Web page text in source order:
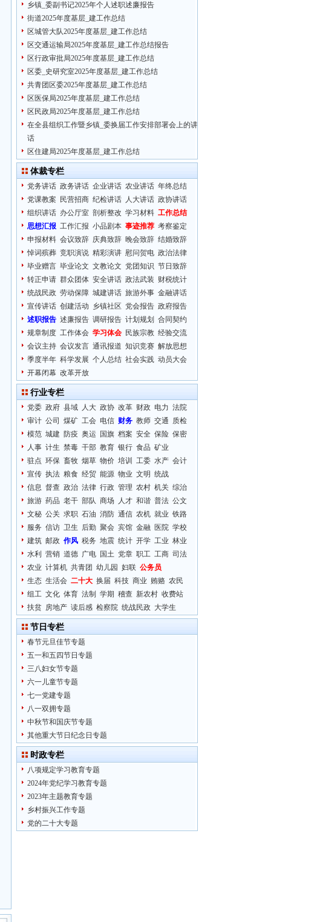
乡镇_委副书记2025年个人述职述廉报告
街道2025年度基层_建工作总结
区城管大队2025年度基层_建工作总结
区交通运输局2025年度基层_建工作总结报告
区行政审批局2025年度基层_建工作总结
区委_史研究室2025年度基层_建工作总结
共青团区委2025年度基层_建工作总结
区医保局2025年度基层_建工作总结
区民政局2025年度基层_建工作总结
在全县组织工作暨乡镇_委换届工作安排部署会上的讲
话
区住建局2025年度基层_建工作总结
体裁专栏
党务讲话 政务讲话 企业讲话 农业讲话 年终总结
党课教案
民营招商 纪检讲话 人大讲话 政协讲话
组织讲话 办公厅室 剖析整改 学习材料 工作总结
思想汇报 工作汇报 小品剧本 事迹推荐 考察鉴定
申报材料 会议致辞 庆典致辞 晚会致辞 结婚致辞
悼词殡葬 竞职演说 精彩演讲 慰问贺电 政治法律
毕业赠言 毕业论文 文教论文 党团知识 节日致辞
转正申请 群众团体 安全讲话 政法武装 财税统计
统战民政 劳动保障 城建讲话 旅游外事 金融讲话
宣传讲话 创建活动 乡镇社区 党会报告 政府报告
述职报告 述廉报告 调研报告 计划规划
合同契约
规章制度 工作体会 学习体会 民族宗教 经验交流
会议主持 会议发言 通讯报道 知识竞赛 解放思想
季度半年 科学发展 个人总结 社会实践 动员大会
开幕闭幕 改革开放
行业专栏
党委 政府 县域 人大 政协 改革 财政 电力 法院
审计 公司 煤矿 工会 电信 财务 教师 交通 质检
模范 城建 防疫 奥运 国旗 档案 安全 保险 保密
人事 计生 禁毒 干部 教育 银行 食品 矿业
驻点 环保 畜牧 烟草 物价 培训 工委 水产 会计
宣传 执法 粮食 经贸 能源 物业 文明 统战
信息 督查 政治 法律 行政 管理 农村 机关 综治
旅游 药品 老干 部队 商场 人才 和谐 普法 公文
文秘 公关 求职 石油 消防 通信 农机 就业 铁路
服务 信访 卫生 后勤 聚会 宾馆 金融 医院 学校
建筑 邮政 作风 税务 地震 统计 开学 工业 林业
水利
营销 道德 广电 国土 党章 职工 工商 司法
农业 计算机 共青团 幼儿园 妇联 公务员
生态 生活会 二十大 换届 科技 商业 贿赂 农民
组工 文化 体育 法制 学期 稽查 新农村 收费站
扶贫 房地产 读后感 检察院 统战民政 大学生
节日专栏
春节元旦佳节专题
五一和五四节日专题
三八妇女节专题
六一儿童节专题
七一党建专题
八一双拥专题
中秋节和国庆节专题
其他重大节日纪念日专题
时政专栏
八项规定学习教育专题
2024年党纪学习教育专题
2023年主题教育专题
乡村振兴工作专题
党的二十大专题